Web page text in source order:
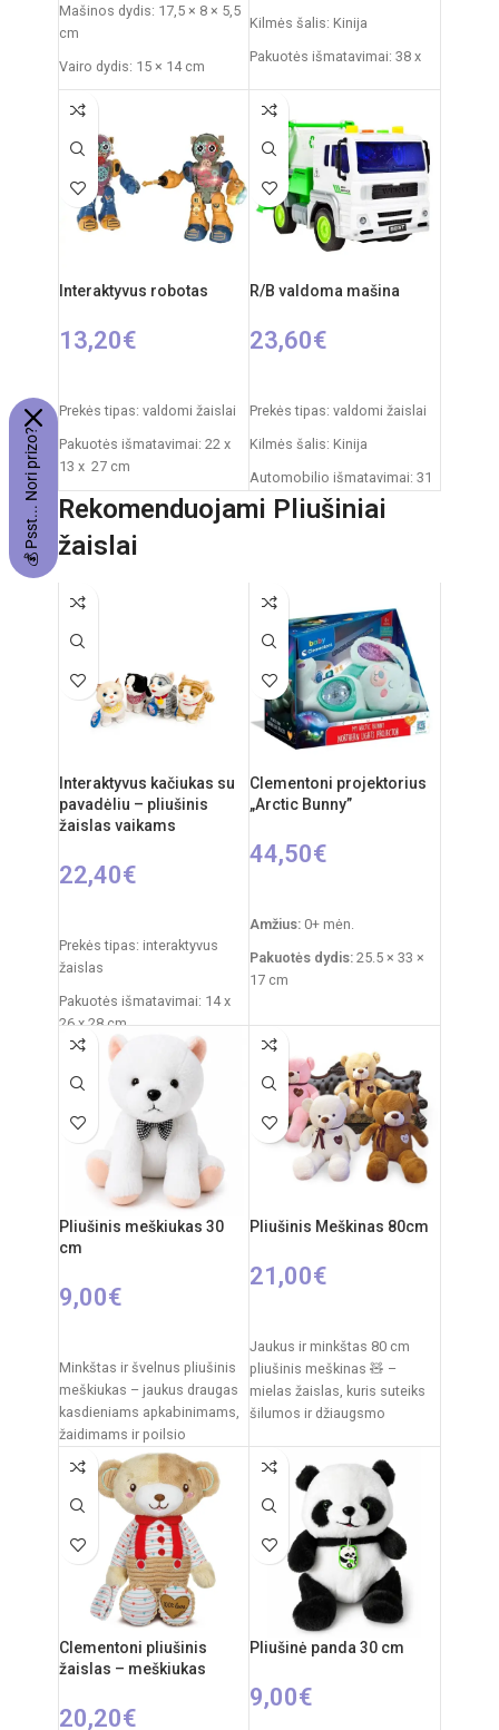
Mašinos dydis: 17,5 × 8 × 5,5
cm
Vairo dydis: 15 × 14 cm
23,5 cm
Svoris: 0,3 kg
Reikalingi elementai: 3 × AA
(nepridedami)
Kilmės šalis: Kinija
Pakuotės išmatavimai: 38 x
Džipo išmatavimai: 27 x 17 x
17 cm
Rekomenduojamas amžius:
nuo 6 metų
Valdymo pulto elementai: 2 x
AA (nepridedamos)
Interaktyvus robotas
13,20€
Prekės tipas: valdomi žaislai
Pakuotės išmatavimai: 22 x
13 x 27 cm
Roboto išmatavimai: 18 x 9 x
22 cm
Rekomenduojamas amžius:
Elementai: 3x AA
R/B valdoma mašina
23,60€
Prekės tipas: valdomi žaislai
Kilmės šalis: Kinija
Automobilio išmatavimai: 31
x 15 x 12 cm
3xAAA
Rekomenduojami Pliušiniai
žaislai
Interaktyvus kačiukas su
pavadėliu – pliušinis
žaislas vaikams
22,40€
Prekės tipas: interaktyvus
žaislas
Pakuotės išmatavimai: 14 x
26 x 28 cm
Žaislo išmatavimai: 27 × 12 ×
27 cm
Rekomenduojamas amžius:
nuo 3 metų
Elementai: 3 x AA
(nepridedamos)
Clementoni projektorius
„Arctic Bunny”
44,50€
Amžius: 0+ mėn.
Pakuotės dydis: 25.5 × 33 ×
17 cm
Funkcijos:
projektorius, melodijos,
baltasis triukšmas
Medžiagos:pliušas,
plastikas
Priežiūra:pliušas skalbiamas
Kilmės šalis:Italija /
Pliušinis meškiukas 30
cm
9,00€
Minkštas ir švelnus pliušinis
meškiukas – jaukus draugas
kasdieniams apkabinimams,
žaidimams ir poilsio
akimirkoms. Klasikinis
dizainas su dekoratyviniu
kaspinėliu suteikia
Pliušinis Meškinas 80cm
21,00€
Jaukus ir minkštas 80 cm
pliušinis meškinas 🧸 –
mielas žaislas, kuris suteiks
šilumos ir džiaugsmo
pliušas,
Clementoni pliušinis
žaislas – meškiukas
20,20€
Pliušinė panda 30 cm
9,00€
💰 Psst... Nori prizo?